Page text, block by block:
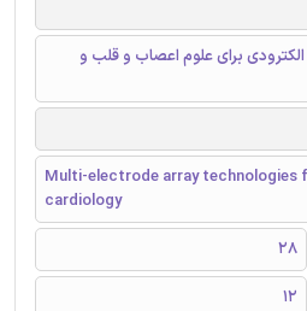
برای علوم اعصاب و قلب و
Multi-electrode array technologies
cardiology
28
12